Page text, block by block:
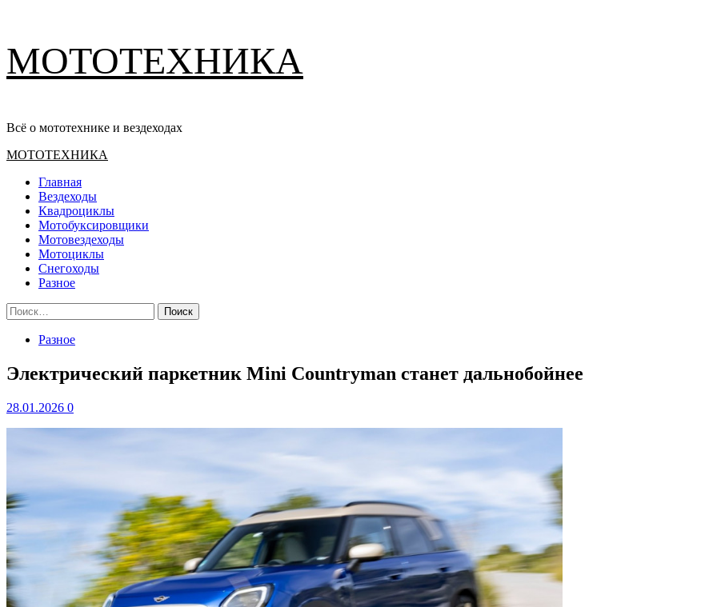
содержимому
МОТОТЕХНИКА
Всё о мототехнике и вездеходах
Основное
МОТОТЕХНИКА
Главная
Вездеходы
Квадроциклы
Мотобуксировщики
Мотовездеходы
Мотоциклы
Снегоходы
Разное
Найти:
Разное
Электрический паркетник Mini Countryman станет дальнобойнее
28.01.2026 0